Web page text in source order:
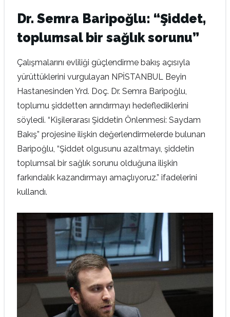
Dr. Semra Baripoğlu: “Şiddet,
toplumsal bir sağlık sorunu”
Çalışmalarını evliliği güçlendirme bakış açısıyla
yürüttüklerini vurgulayan NPİSTANBUL Beyin
Hastanesinden Yrd. Doç. Dr. Semra Baripoğlu,
toplumu şiddetten arındırmayı hedeflediklerini
söyledi. “Kişilerarası Şiddetin Önlenmesi: Saydam
Bakış” projesine ilişkin değerlendirmelerde bulunan
Baripoğlu, “Şiddet olgusunu azaltmayı, şiddetin
toplumsal bir sağlık sorunu olduğuna ilişkin
farkındalık kazandırmayı amaçlıyoruz.” ifadelerini
kullandı.